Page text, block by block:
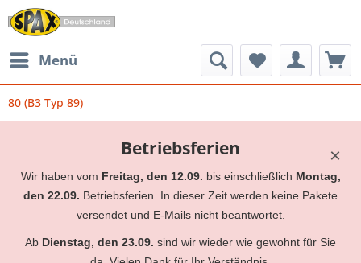
Menü
80 (B3 Typ 89)
×
Betriebsferien
Wir haben vom Freitag, den 12.09. bis einschließlich Montag,
den 22.09. Betriebsferien. In dieser Zeit werden keine Pakete
versendet und E-Mails nicht beantwortet.
Ab Dienstag, den 23.09. sind wir wieder wie gewohnt für Sie